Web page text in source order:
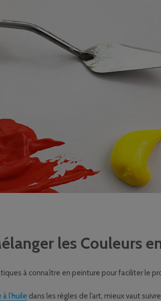
les Couleurs
à connaître en peinture pour faciliter le
l’huile dans les règles de l’art, mieux vaut